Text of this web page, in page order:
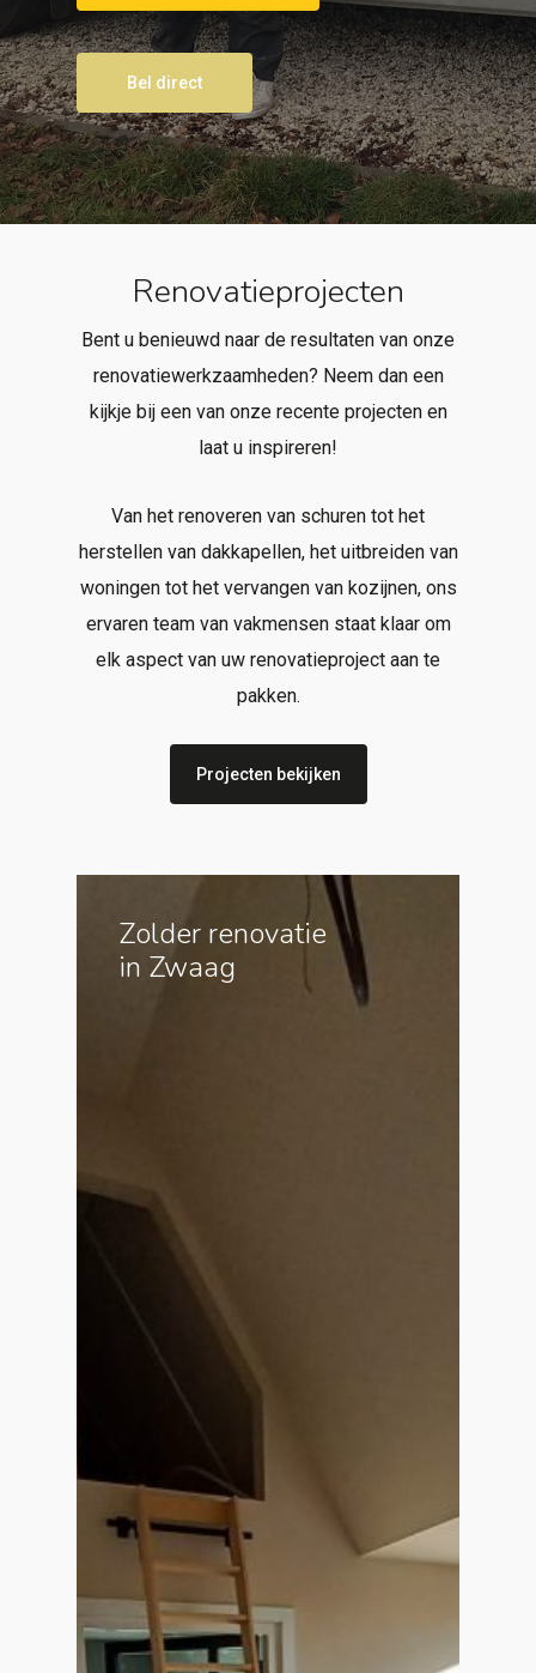
Bel direct
Renovatieprojecten
Bent u benieuwd naar de resultaten van onze
renovatiewerkzaamheden? Neem dan een
kijkje bij een van onze recente projecten en
laat u inspireren!
Van het renoveren van schuren tot het
herstellen van dakkapellen, het uitbreiden van
woningen tot het vervangen van kozijnen, ons
ervaren team van vakmensen staat klaar om
elk aspect van uw renovatieproject aan te
pakken.
Projecten bekijken
Zolder renovatie
in Zwaag